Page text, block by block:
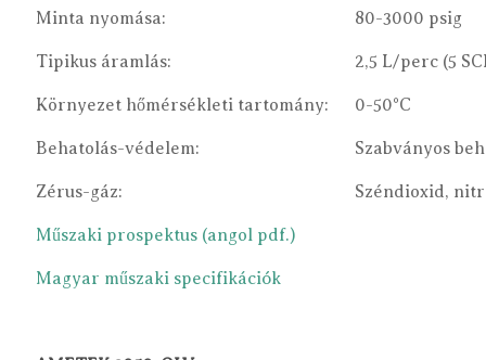
Minta nyomása: 80-3000 psig
Tipikus áramlás: 2,5 L/perc (5
Környezet hőmérsékleti tartomány: 0-50°C
Behatolás-védelem: Szabványos
Zérus-gáz: Széndioxid,
Műszaki prospektus (angol pdf.)
Magyar műszaki specifikációk